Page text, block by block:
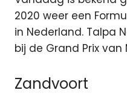
2020 weer een
in Nederland. Talpa
bij de Grand Prix van
Zandvoort